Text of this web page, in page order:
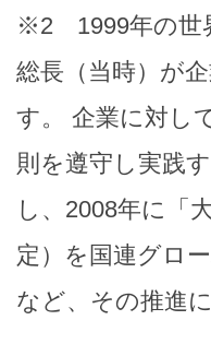
※2 1999年の世
総長（当時）が
す。 企業に対し
則を遵守し実践
し、2008年に「
定）を国連グロ
など、その推進